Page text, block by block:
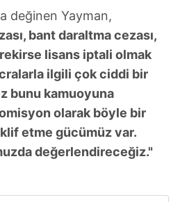
değinen Yayman,
bant daraltma cezası,
lisans iptali olmak
ilgili çok ciddi bir
bunu kamuoyuna
olarak böyle bir
etme gücümüz var.
değerlendireceğiz."